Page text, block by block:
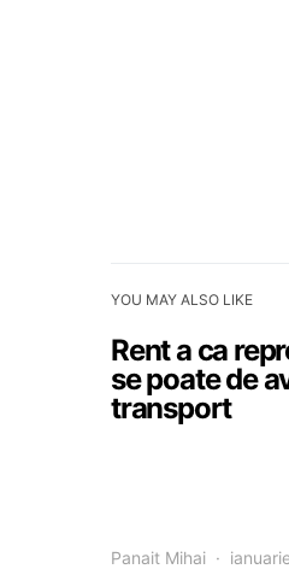
YOU MAY ALSO LIKE
Rent a ca
se poate de
transport
Panait Mihai